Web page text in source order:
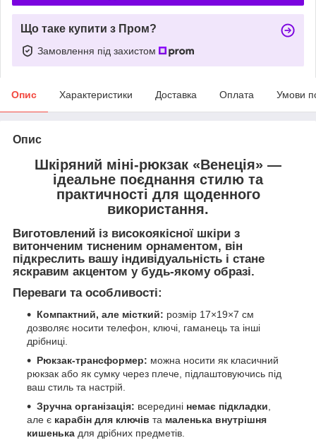
Що таке купити з Пром?
Замовлення під захистом
Опис Характеристики Доставка Оплата Умови
Опис
Шкіряний міні-рюкзак «Венеція» —
ідеальне поєднання стилю та
практичності для щоденного
використання.
Виготовлений із високоякісної шкіри з
витонченим тисненим орнаментом, він
підкреслить вашу індивідуальність і стане
яскравим акцентом у будь-якому образі.
Переваги та особливості:
Компактний, але місткий: розмір 17×19×7 см
дозволяє носити телефон, ключі, гаманець та інші
дрібниці.
Рюкзак-трансформер: можна носити як класичний
рюкзак або як сумку через плече, підлаштовуючись під
ваш стиль та настрій.
Зручна організація: всередині немає підкладки
але є карабін для ключів та маленька внутрішня
кишенька для дрібних предметів.